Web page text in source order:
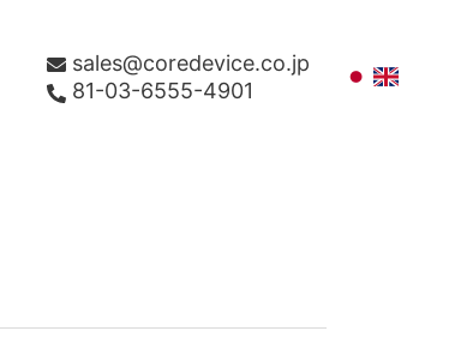
sales@coredevice.co.jp
81-03-6555-4901